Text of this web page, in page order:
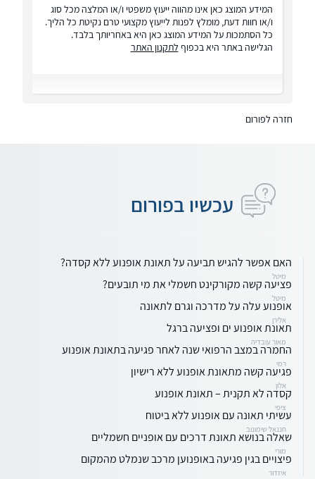
המידע המוצג כאן אינו מהווה ייעוץ משפטי ו/או המלצה מכל סוג
ו/או חוות דעת, מומלץ לפנות לייעוץ מקצועי טרם נקיטת כל הליך.
כל הסתמכות על המידע המוצג כאן היא באחריותך בלבד.
הגלישה באתר היא בכפוף לתקנון האתר
חזרה לפורום
עכשיו בפורום
האם אפשר להגיש תביעה על תאונת אופנוע ללא קסדה?
מיטל
פציעה קשה מקורקינט חשמלי את מי תובעים?
מיטל
אופנוע עלה על מדרכה וגרם לתאונה
אלירן
תאונת אופנוע ים ופציעה ברגל
מאור עובדיה
החמרה במצב הרפואי שנה לאחר פגיעה בתאונת אופנוע
רמי
פגיעה קשה מתאונת אופנוע ללא רישיון
אלון
קסדה לא תקנית – תאונת אופנוע
ציפי
עשיתי תאונה עם אופנוע ללא ביטוח
חננאל שימונוב
שאלה בנושא תאונת דרכים עם אופניים חשמליים
מורי
פיצויים בגין פגיעה באופנוען מרכב שנמלט מהמקום
איזדור